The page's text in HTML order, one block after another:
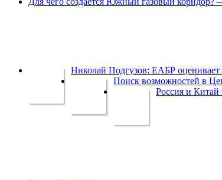
Николай Подгузов: ЕАБР
Поиск возможностей в
Россия и Китай